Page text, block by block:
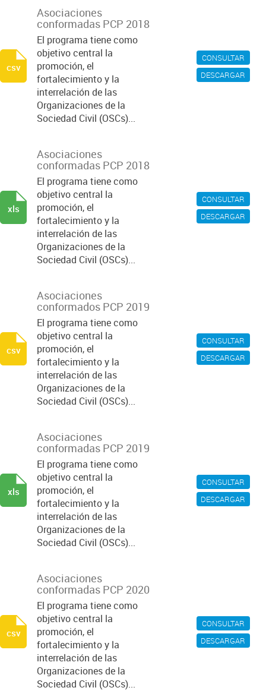
CONSULTAR
DESCARGAR
Asociaciones
conformadas PCP 2018
El programa tiene como
objetivo central la
promoción, el
fortalecimiento y la
interrelación de las
Organizaciones de la
Sociedad Civil (OSCs)...
csv
CONSULTAR
DESCARGAR
Asociaciones
conformadas PCP 2018
El programa tiene como
objetivo central la
promoción, el
fortalecimiento y la
interrelación de las
Organizaciones de la
Sociedad Civil (OSCs)...
xls
CONSULTAR
DESCARGAR
Asociaciones
conformados PCP 2019
El programa tiene como
objetivo central la
promoción, el
fortalecimiento y la
interrelación de las
Organizaciones de la
Sociedad Civil (OSCs)...
csv
CONSULTAR
DESCARGAR
Asociaciones
conformadas PCP 2019
El programa tiene como
objetivo central la
promoción, el
fortalecimiento y la
interrelación de las
Organizaciones de la
Sociedad Civil (OSCs)...
xls
CONSULTAR
DESCARGAR
Asociaciones
conformadas PCP 2020
El programa tiene como
objetivo central la
promoción, el
fortalecimiento y la
interrelación de las
Organizaciones de la
Sociedad Civil (OSCs)...
csv